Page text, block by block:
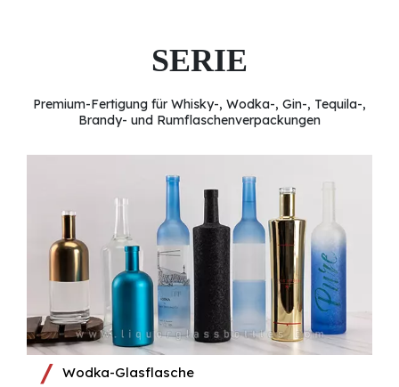
SERIE
Premium-Fertigung für Whisky-, Wodka-, Gin-, Tequila-,
Brandy- und Rumflaschenverpackungen
Wodka-Glasflasche